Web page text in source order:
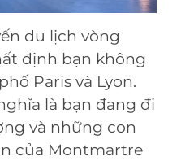
du lịch vòng
định bạn không
Paris và Lyon.
là bạn đang đi
và những con
của Montmartre